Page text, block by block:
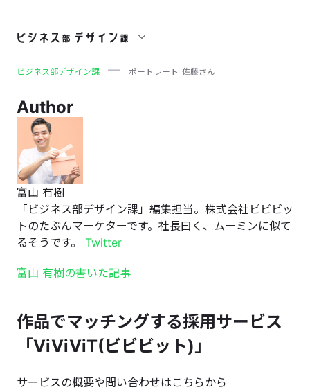
ポートレート_佐藤さん
ビジネス部デザイン課 ポートレート_佐藤さん
Author
富山 有樹
「ビジネス部デザイン課」編集担当。株式会社ビビビッ
トのたぶんマーケターです。社長曰く、ムーミンに似て
るそうです。 Twitter
富山 有樹の書いた記事
作品でマッチングする採用サービス
「ViViViT(ビビビット)」
サービスの概要や問い合わせはこちらから